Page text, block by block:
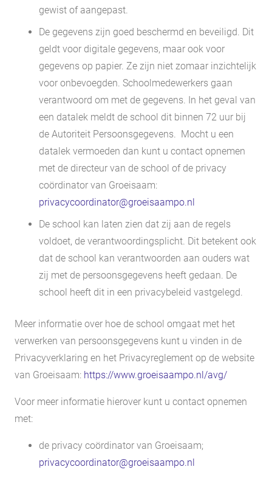
gewist of aangepast.
De gegevens zijn goed beschermd en beveiligd. Dit
geldt voor digitale gegevens, maar ook voor
gegevens op papier. Ze zijn niet zomaar inzichtelijk
voor onbevoegden. Schoolmedewerkers gaan
verantwoord om met de gegevens. In het geval van
een datalek meldt de school dit binnen 72 uur bij
de Autoriteit Persoonsgegevens. Mocht u een
datalek vermoeden dan kunt u contact opnemen
met de directeur van de school of de privacy
coördinator van Groeisaam:
privacycoordinator@groeisaampo.nl
De school kan laten zien dat zij aan de regels
voldoet, de verantwoordingsplicht. Dit betekent ook
dat de school kan verantwoorden aan ouders wat
zij met de persoonsgegevens heeft gedaan. De
school heeft dit in een privacybeleid vastgelegd.
Meer informatie over hoe de school omgaat met het
verwerken van persoonsgegevens kunt u vinden in de
Privacyverklaring en het Privacyreglement op de website
van Groeisaam: https://www.groeisaampo.nl/avg/
Voor meer informatie hierover kunt u contact opnemen
met:
de privacy coördinator van Groeisaam;
privacycoordinator@groeisaampo.nl